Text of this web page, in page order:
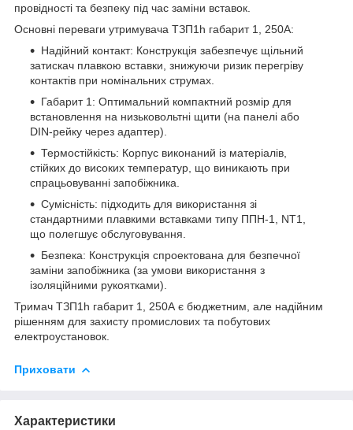
провідності та безпеку під час заміни вставок.
Основні переваги утримувача ТЗП1h габарит 1, 250А:
Надійний контакт: Конструкція забезпечує щільний
затискач плавкою вставки, знижуючи ризик перегріву
контактів при номінальних струмах.
Габарит 1: Оптимальний компактний розмір для
встановлення на низьковольтні щити (на панелі або
DIN-рейку через адаптер).
Термостійкість: Корпус виконаний із матеріалів,
стійких до високих температур, що виникають при
спрацьовуванні запобіжника.
Сумісність: підходить для використання зі
стандартними плавкими вставками типу ППН-1, NT1,
що полегшує обслуговування.
Безпека: Конструкція спроектована для безпечної
заміни запобіжника (за умови використання з
ізоляційними рукоятками).
Тримач ТЗП1h габарит 1, 250А є бюджетним, але надійним
рішенням для захисту промислових та побутових
електроустановок.
Приховати
Характеристики